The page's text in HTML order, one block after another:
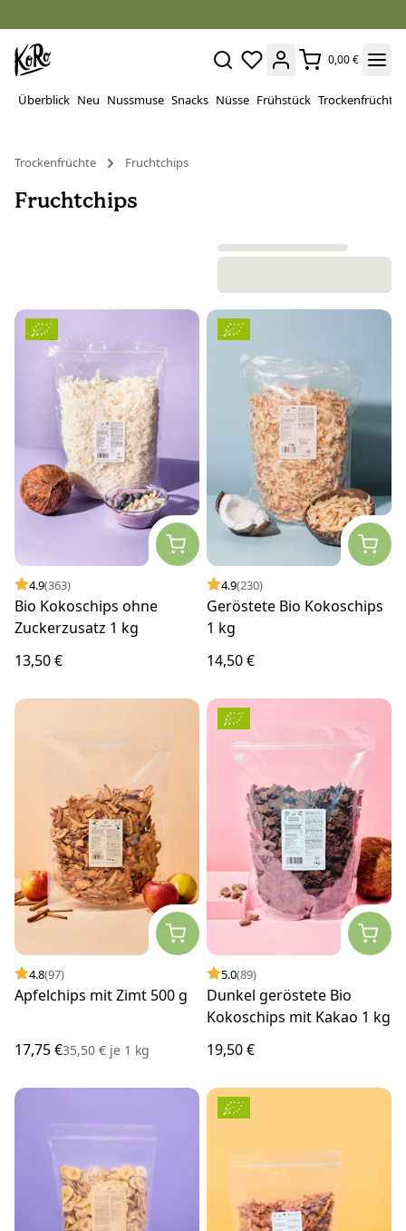
0,00 €
Überblick Neu Nussmuse Snacks Nüsse Frühstück Trockenfrüchte
Trockenfrüchte
Fruchtchips
Fruchtchips
4.9(363)
Bio Kokoschips ohne
Zuckerzusatz 1 kg
13,50 €
4.9(230)
Geröstete Bio Kokoschips
1 kg
14,50 €
4.8(97)
Apfelchips mit Zimt 500 g
17,75 €35,50 € je 1 kg
5.0(89)
Dunkel geröstete Bio
Kokoschips mit Kakao 1 kg
19,50 €